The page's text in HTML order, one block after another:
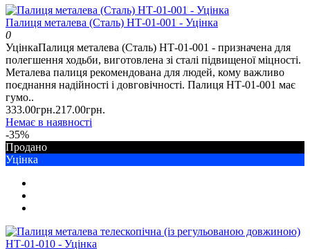
Палиця металева (Сталь) НТ-01-001 - Уцінка
0
УцінкаПалиця металева (Сталь) НТ-01-001 - призначена для
полегшення ходьби, виготовлена зі сталі підвищеної міцності.
Металева палиця рекомендована для людей, кому важливо
поєднання надійності і довговічності. Палиця НТ-01-001 має
гумо..
333.00грн.217.00грн.
Немає в наявності
-35%
Продано
Уцінка